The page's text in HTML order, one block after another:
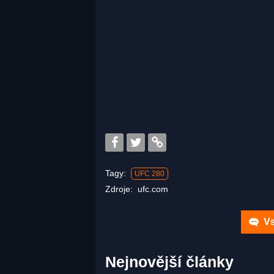
Tagy: UFC 280
Zdroje: ufc.com
Nejnovější články